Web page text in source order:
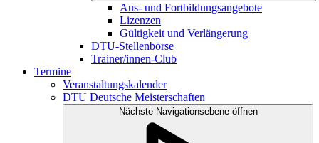
Aus- und Fortbildungsangebote
Lizenzen
Gültigkeit und Verlängerung
DTU-Stellenbörse
Trainer/innen-Club
Termine
Veranstaltungskalender
DTU Deutsche Meisterschaften
Nächste Navigationsebene öffnen